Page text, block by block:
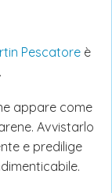
Pescatore è
appare come
Avvistarlo
e predilige